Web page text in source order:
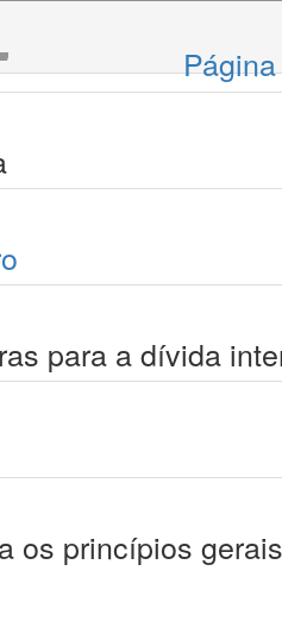
para a dívida
os princípios